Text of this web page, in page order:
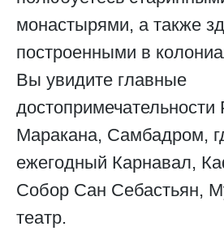
монастырями, а также
построенными в
Вы увидите главные
Маракана, Самбадром,
ежегодный Карнавал,
Собор Сан Себастьян,
театр.